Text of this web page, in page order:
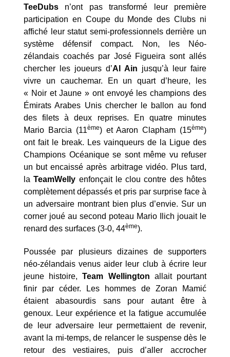
TeeDubs n’ont pas transformé leur première
participation en Coupe du Monde des Clubs ni
affiché leur statut semi-professionnels derrière un
système défensif compact. Non, les Néo-
zélandais coachés par José Figueira sont allés
chercher les joueurs d’Al Ain jusqu’à leur faire
vivre un cauchemar. En un quart d’heure, les
« Noir et Jaune » ont envoyé les champions des
Émirats Arabes Unis chercher le ballon au fond
des filets à deux reprises. En quatre minutes
Mario Barcia (11ème) et Aaron Clapham (15ème)
ont fait le break. Les vainqueurs de la Ligue des
Champions Océanique se sont même vu refuser
un but encaissé après arbitrage vidéo. Plus tard,
laTeamWelly enfonçait le clou contre des hôtes
complètement dépassés et pris par surprise face à
un adversaire montrant bien plus d’envie. Sur un
corner joué au second poteau Mario Ilich jouait le
renard des surfaces (3-0, 44ème).
Poussée par plusieurs dizaines de supporters
néo-zélandais venus aider leur club à écrire leur
jeune histoire,Team Wellington allait pourtant
finir par céder. Les hommes de Zoran Mamić
étaient abasourdis sans pour autant être à
genoux. Leur expérience et la fatigue accumulée
de leur adversaire leur permettaient de revenir,
avant la mi-temps, de relancer le suspense dès le
retour des vestiaires, puis d’aller accrocher